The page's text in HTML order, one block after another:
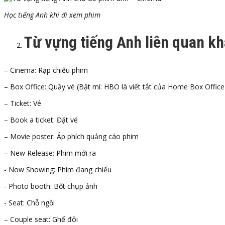
Học tiếng Anh khi đi xem phim
Từ vựng tiếng Anh liên quan
– Cinema: Rạp chiếu phim
– Box Office: Quầy vé (Bật mí: HBO là viết tắt của Home Box
– Ticket: Vé
– Book a ticket: Đặt vé
– Movie poster: Áp phích quảng cáo phim
– New Release: Phim mới ra
-​ Now Showing: Phim đang chiếu
-​ Photo booth: Bốt chụp ảnh
-​ Seat: Chỗ ngồi
– Couple seat: Ghế đôi